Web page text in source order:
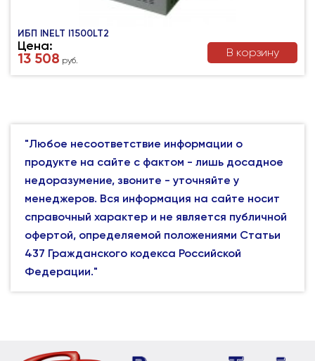
ИБП INELT I1500LT2
Цена:
13 508 руб.
В корзину
"Любое несоответствие информации о
продукте на сайте с фактом - лишь досадное
недоразумение, звоните - уточняйте у
менеджеров. Вся информация на сайте носит
справочный характер и не является публичной
офертой, определяемой положениями Статьи
437 Гражданского кодекса Российской
Федерации."